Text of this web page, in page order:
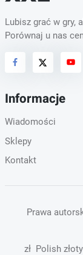
Lubisz grać w gry,
Porównaj u nas
Informacje
Wiadomości
Sklepy
Kontakt
Prawa
zł Polish złoty